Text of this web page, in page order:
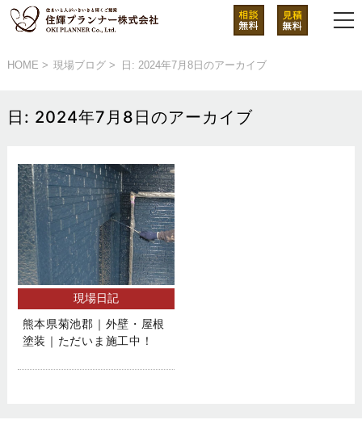
HOME 現場ブログ 日: 2024年7月8日 のアーカイブ
日: 2024年7月8日のアーカイブ
現場日記
熊本県菊池郡｜外壁・屋根
塗装｜ただいま施工中！